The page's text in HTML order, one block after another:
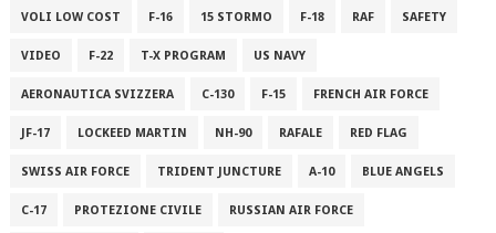
VOLI LOW COST F-16 15 STORMO F-18 RAF SAFETY
VIDEO F-22 T-X PROGRAM US NAVY
AERONAUTICA SVIZZERA C-130 F-15 FRENCH AIR FORCE
JF-17 LOCKEED MARTIN NH-90 RAFALE RED FLAG
SWISS AIR FORCE TRIDENT JUNCTURE A-10 BLUE ANGELS
C-17 PROTEZIONE CIVILE RUSSIAN AIR FORCE